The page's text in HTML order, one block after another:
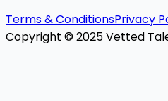
Terms & ConditionsPrivacy
Copyright © 2025 Vetted